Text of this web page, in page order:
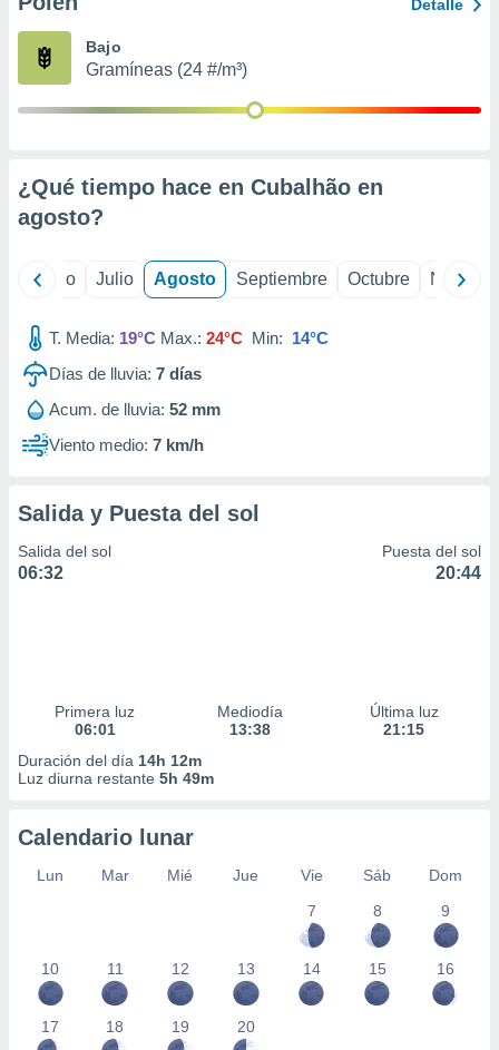
publicidad
1199
Detalle
Bajo
Gramíneas (24 #/m³)
¿Qué tiempo hace en Cubalhão en
agosto?
Junio Julio Agosto Septiembre Octubre
T. Media: 19°C Max.: 24°C Min: 14°C
Días de lluvia: 7 días
Acum. de lluvia: 52 mm
Viento medio: 7 km/h
Salida y Puesta del sol
Salida del sol
06:32
Puesta del sol
20:44
Primera luz
06:01
Mediodía
13:38
Última luz
21:15
Duración del día 14h 12m
Luz diurna restante 5h 49m
Calendario lunar
Lun Mar Mié Jue Vie Sáb
Dom
7
8 9
10 11 12 13 14 15 16
17 18 19 20